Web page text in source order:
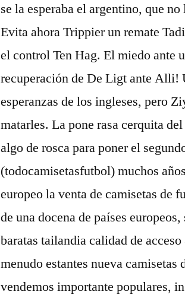
se la esperaba el argentino, que
Evita ahora Trippier un remate
el control Ten Hag. El miedo ante
recuperación de De Ligt ante Alli!
esperanzas de los ingleses, pero
matarles. La pone rasa cerquita
algo de rosca para poner el
(todocamisetasfutbol) muchos
europeo la venta de camisetas de
de una docena de países
baratas tailandia calidad de
menudo estantes nueva
vendemos importante populares,